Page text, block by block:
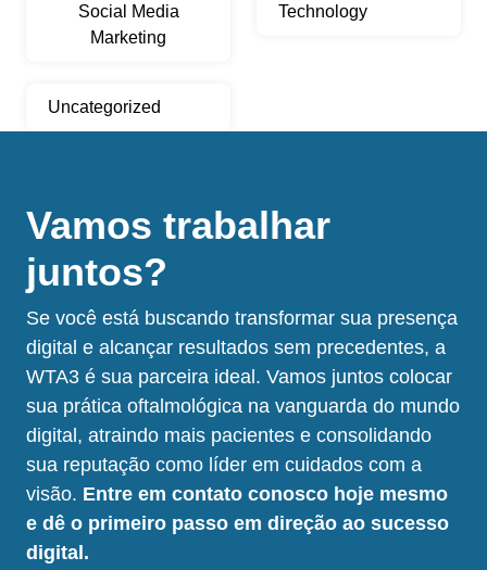
Social Media
Marketing
Technology
Uncategorized
Vamos trabalhar
juntos?
Se você está buscando transformar sua presença
digital e alcançar resultados sem precedentes, a
WTA3 é sua parceira ideal. Vamos juntos colocar
sua prática oftalmológica na vanguarda do mundo
digital, atraindo mais pacientes e consolidando
sua reputação como líder em cuidados com a
visão. Entre em contato conosco hoje mesmo
e dê o primeiro passo em direção ao sucesso
digital.